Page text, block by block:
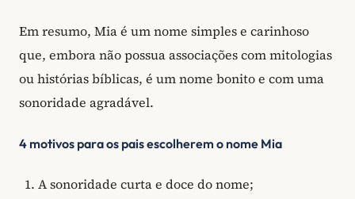
Em resumo, Mia é um nome simples e carinhoso
que, embora não possua associações com mitologias
ou histórias bíblicas, é um nome bonito e com uma
sonoridade agradável.
4 motivos para os pais escolherem o nome Mia
A sonoridade curta e doce do nome;